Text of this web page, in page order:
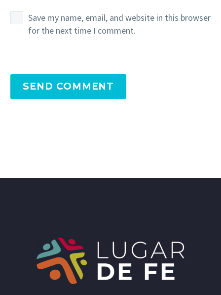
Save my name, email, and website in this browser
for the next time I comment.
SEND COMMENT